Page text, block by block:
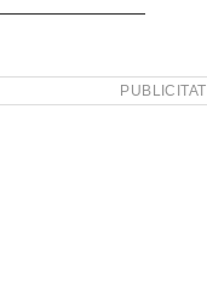
PUBLICITAT